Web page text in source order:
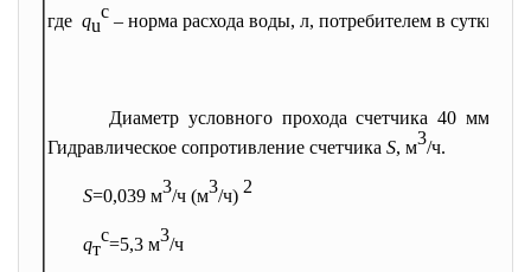
где qu
c – норма расхода воды, л, потребителем в сутки
Диаметр условного прохода счетчика 40 мм.
Гидравлическое сопротивление счетчика S, м3/ч.
S=0,039 м3/ч (м3/ч) 2
qт
с=5,3 м3/ч